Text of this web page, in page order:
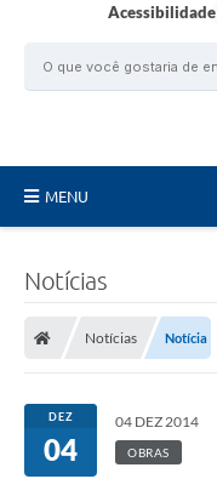
Acessibilidade
MENU
Conselhos Municipais
Serviços on-line
Notícias
Notícias Notícia
DEZ
04
04 DEZ 2014
OBRAS